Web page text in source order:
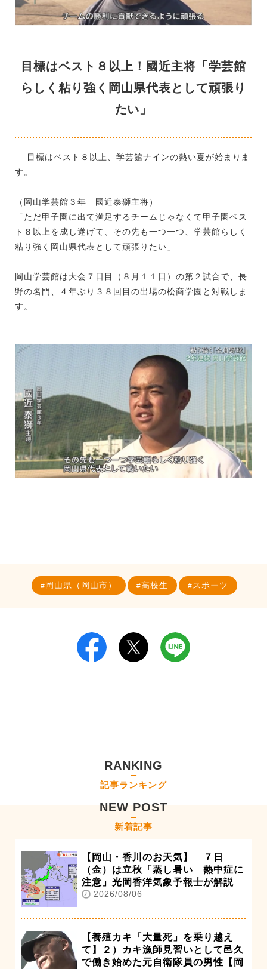
目標はベスト８以上！國近主将「学芸館
らしく粘り強く岡山県代表として頑張り
たい」
目標はベスト８以上、学芸館ナインの熱い夏が始まりま
す。
（岡山学芸館３年 國近泰獅主将）
「ただ甲子園に出て満足するチームじゃなくて甲子園ベス
ト８以上を成し遂げて、その先も一つ一つ、学芸館らしく
粘り強く岡山県代表として頑張りたい」
岡山学芸館は大会７日目（８月１１日）の第２試合で、長
野の名門、４年ぶり３８回目の出場の松商学園と対戦しま
す。
岡山県（岡山市） 高校生 スポーツ
RANKING
記事ランキング
NEW POST
新着記事
【岡山・香川のお天気】 ７日
（金）は立秋「蒸し暑い 熱中症に
注意」光岡香洋気象予報士が解説
2026/08/06
【養殖カキ「大量死」を乗り越え
て】２）カキ漁師見習いとして邑久
で働き始めた元自衛隊員の男性【岡